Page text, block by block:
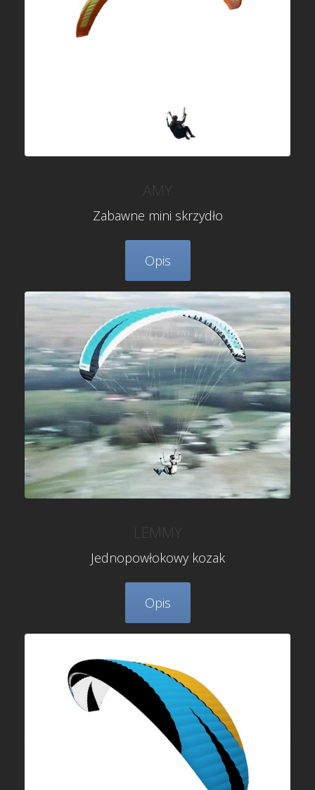
AMY
Zabawne mini skrzydło
Opis
LEMMY
Jednopowłokowy kozak
Opis